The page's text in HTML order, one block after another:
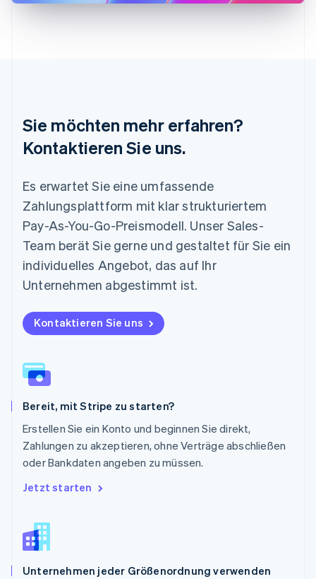
Sie möchten mehr erfahren?
Kontaktieren Sie uns.
Es erwartet Sie eine umfassende
Zahlungsplattform mit klar strukturiertem
Pay-As-You-Go-Preismodell. Unser Sales-
Team berät Sie gerne und gestaltet für Sie ein
individuelles Angebot, das auf Ihr
Unternehmen abgestimmt ist.
Kontaktieren Sie uns
Bereit, mit Stripe zu starten?
Erstellen Sie ein Konto und beginnen Sie direkt,
Zahlungen zu akzeptieren, ohne Verträge abschließen
oder Bankdaten angeben zu müssen.
Jetzt starten
Unternehmen jeder Größenordnung verwenden
DeutschEnglish
English
Mexiko
EspañolEnglish
English
NederlandsEnglish
Norwegen
English
Österreich
Deutsch English
Polen
Portugal
PortuguêsEnglish
Rumänien
Schweden
Svenska
Deutsch Français ItalianoEnglish
Singapur
Slowakei
English
Slowenien
China
English
EspañolEnglish